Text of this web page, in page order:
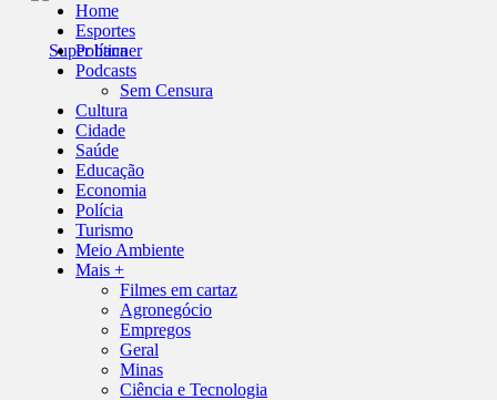
Home
Esportes
Política
Podcasts
Sem Censura
Cultura
Cidade
Saúde
Educação
Economia
Polícia
Turismo
Meio Ambiente
Mais +
Filmes em cartaz
Agronegócio
Empregos
Geral
Minas
Ciência e Tecnologia